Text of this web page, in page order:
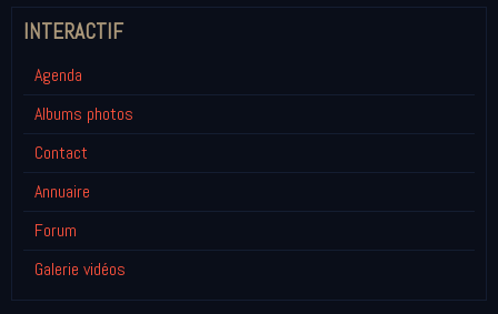
INTERACTIF
Agenda
Albums photos
Contact
Annuaire
Forum
Galerie vidéos